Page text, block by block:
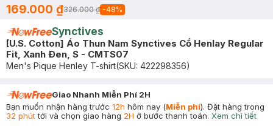
169.000 ₫326.000 ₫ -48%
Synctives
[U.S. Cotton] Áo Thun Nam Synctives Cổ Henlay Regular
Fit, Xanh Ðen, S - CMTS07
Men's Pique Henley T-shirt(SKU: 422298356)
Giao Nhanh Miễn Phí 2H
Bạn muốn nhận hàng trước 12h hôm nay (Miễn phí). Đặt hàng trong
32 phúttới và chọn giao hàng 2H ở bước thanh toán. Xem chi tiết